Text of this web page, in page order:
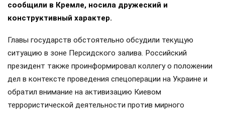
сообщили в Кремле, носила дружеский и
конструктивный характер.
Главы государств обстоятельно обсудили текущую
ситуацию в зоне Персидского залива. Российский
президент также проинформировал коллегу о положении
дел в контексте проведения спецоперации на Украине и
обратил внимание на активизацию Киевом
террористической деятельности против мирного